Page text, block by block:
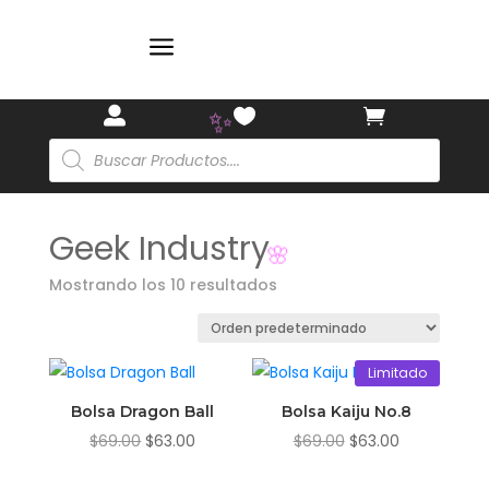
a
 

Búsqueda
de
productos
Geek Industry
Mostrando los 10 resultados
Bolsa Dragon Ball
$69.00El
$63.00
Limitado
Bolsa Kaiju No.8
$69.00 El
$63.00El
✨